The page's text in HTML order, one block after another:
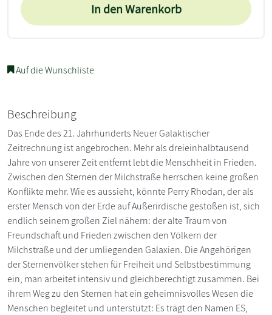
In den Warenkorb
Auf die Wunschliste
Beschreibung
Das Ende des 21. Jahrhunderts Neuer Galaktischer
Zeitrechnung ist angebrochen. Mehr als dreieinhalbtausend
Jahre von unserer Zeit entfernt lebt die Menschheit in Frieden.
Zwischen den Sternen der Milchstraße herrschen keine großen
Konflikte mehr. Wie es aussieht, könnte Perry Rhodan, der als
erster Mensch von der Erde auf Außerirdische gestoßen ist, sich
endlich seinem großen Ziel nähern: der alte Traum von
Freundschaft und Frieden zwischen den Völkern der
Milchstraße und der umliegenden Galaxien. Die Angehörigen
der Sternenvölker stehen für Freiheit und Selbstbestimmung
ein, man arbeitet intensiv und gleichberechtigt zusammen. Bei
ihrem Weg zu den Sternen hat ein geheimnisvolles Wesen die
Menschen begleitet und unterstützt: Es trägt den Namen ES,